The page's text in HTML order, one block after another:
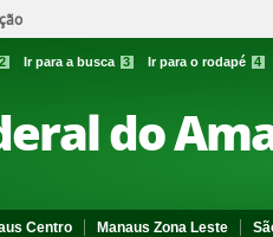
2 Ir para a busca 3 Ir para o rodapé 4
do
Centro Manaus Zona Leste